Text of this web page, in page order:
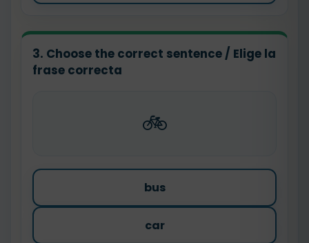
3. Choose the correct sentence / Elige la
frase correcta
🚲
bus
car